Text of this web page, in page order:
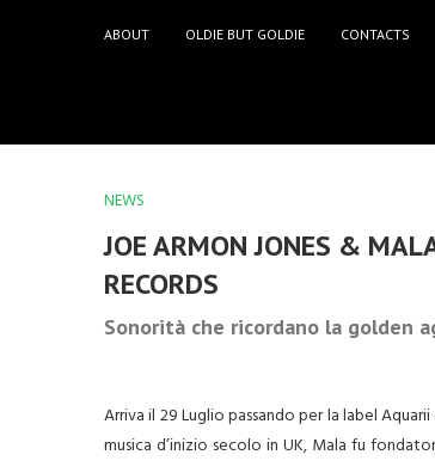
ABOUT OLDIE BUT GOLDIE CONTACTS
NEWS
JOE ARMON JONES &
RECORDS
Sonorità che ricordano la golden
Arriva il 29 Luglio passando per la label
musica d’inizio secolo in UK, Mala fu